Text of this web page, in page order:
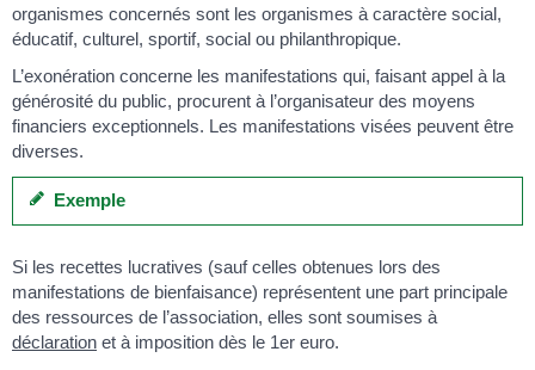
organismes concernés sont les organismes à caractère social,
éducatif, culturel, sportif, social ou philanthropique.
L’exonération concerne les manifestations qui, faisant appel à la
générosité du public, procurent à l’organisateur des moyens
financiers exceptionnels. Les manifestations visées peuvent être
diverses.
Exemple
Si les recettes lucratives (sauf celles obtenues lors des
manifestations de bienfaisance) représentent une part principale
des ressources de l’association, elles sont soumises à
déclaration et à imposition dès le 1er euro.